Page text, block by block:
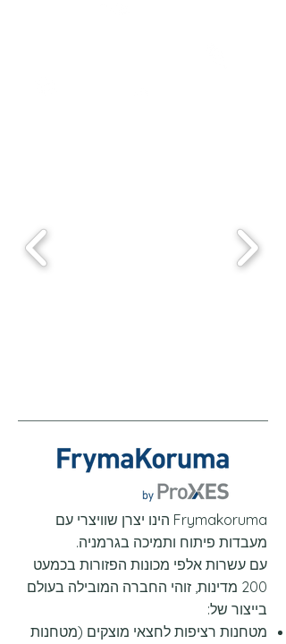
Frymakoruma הינו יצרן שוויצרי עם
מעבדות פיתוח ותמיכה בגרמניה.
עם עשרות אלפי מכונות הפזורות בכמעט
200 מדינות, זוהי החברה המובילה בעולם
בייצור של:
מטחנות רציפות לחצאי מוצקים (מטחנות